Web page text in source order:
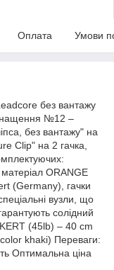
Оплата Умови
без вантажу
№12 –
без вантажу" на
Clip" на 2 гачка,
ORANGE
(Germany), гачки
вузли, що
солідний
(45lb) – 40 cm
khaki) Переваги:
Оптимальна ціна